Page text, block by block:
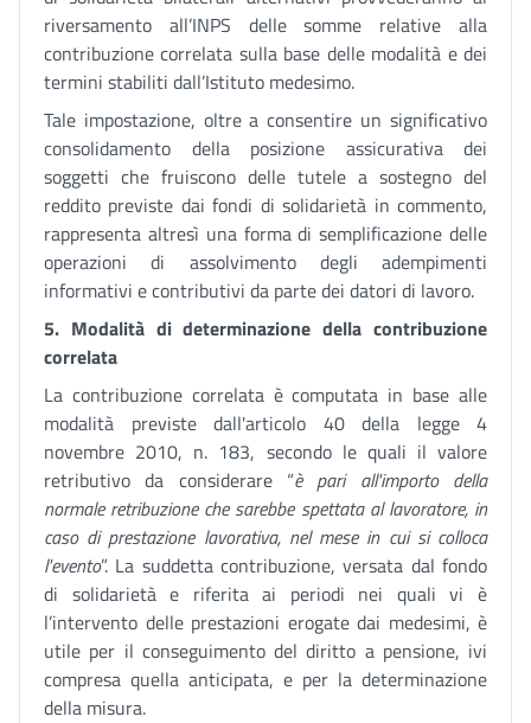
riversamento all’INPS delle somme relative alla
contribuzione correlata sulla base delle modalità e dei
termini stabiliti dall’Istituto medesimo.
Tale impostazione, oltre a consentire un significativo
consolidamento della posizione assicurativa dei
soggetti che fruiscono delle tutele a sostegno del
reddito previste dai fondi di solidarietà in commento,
rappresenta altresì una forma di semplificazione delle
operazioni di assolvimento degli adempimenti
informativi e contributivi da parte dei datori di lavoro.
5. Modalità di determinazione della contribuzione
correlata
La contribuzione correlata è computata in base alle
modalità previste dall'articolo 40 della legge 4
novembre 2010, n. 183, secondo le quali il valore
retributivo da considerare “è pari all'importo della
normale retribuzione che sarebbe spettata al lavoratore, in
caso di prestazione lavorativa, nel mese in cui si colloca
l'evento”. La suddetta contribuzione, versata dal fondo
di solidarietà e riferita ai periodi nei quali vi è
l’intervento delle prestazioni erogate dai medesimi, è
utile per il conseguimento del diritto a pensione, ivi
compresa quella anticipata, e per la determinazione
della misura.